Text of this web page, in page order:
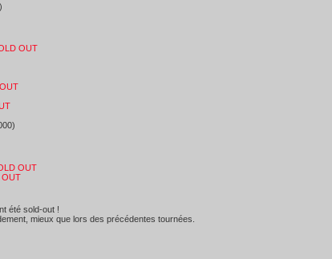
OUT
OUT
OUT
été sold-out !
mieux que lors des précédentes tournées.